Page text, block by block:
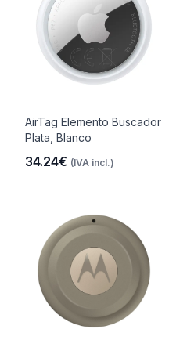
AirTag Elemento Buscador
Plata, Blanco
34.24€ (IVA incl.)